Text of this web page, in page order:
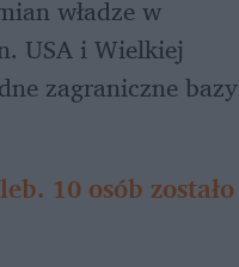
władze w
USA i Wielkiej
zagraniczne bazy
10 osób zostało